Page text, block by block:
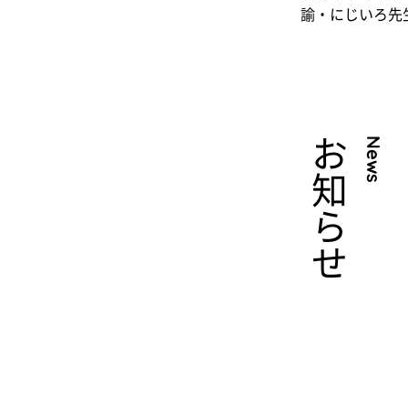
諭・にじいろ先
News
お知らせ